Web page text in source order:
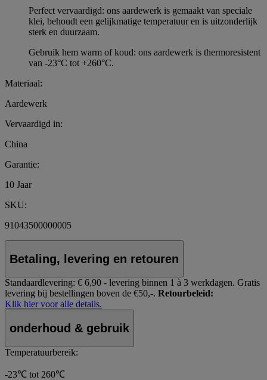
Perfect vervaardigd: ons aardewerk is gemaakt van speciale
klei, behoudt een gelijkmatige temperatuur en is uitzonderlijk
sterk en duurzaam.
Gebruik hem warm of koud: ons aardewerk is thermoresistent
van -23°C tot +260°C.
Materiaal:
Aardewerk
Vervaardigd in:
China
Garantie:
10 Jaar
SKU:
91043500000005
Betaling, levering en retouren
Standaardlevering: € 6,90 - levering binnen 1 à 3 werkdagen. Gratis
levering bij bestellingen boven de €50,-. Retourbeleid:
Klik hier voor alle details.
onderhoud & gebruik
Temperatuurbereik:
-23℃ tot 260℃